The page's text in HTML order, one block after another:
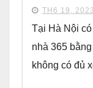
TH6 19, 2023
Tại Hà Nội
nhà 365
không có đủ